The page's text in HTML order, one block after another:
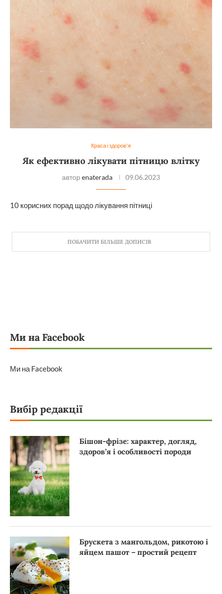
Краса і здоров'я
Як ефективно лікувати пітницю влітку
автор enaterada 09.06.2023
10 корисних порад щодо лікування пітниці
ПОБАЧИТИ БІЛЬШЕ ДОПИСІВ
Ми на Facebook
Ми на Facebook
Вибір редакції
Бішон-фрізе: характер, догляд,
здоров’я і особливості породи
Брускета з мангольдом, рикотою і
яйцем пашот – простий рецепт